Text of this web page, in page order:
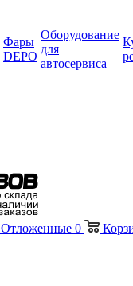
Фары
DEPO
Оборудование
для
автосервиса
Отложенные 0